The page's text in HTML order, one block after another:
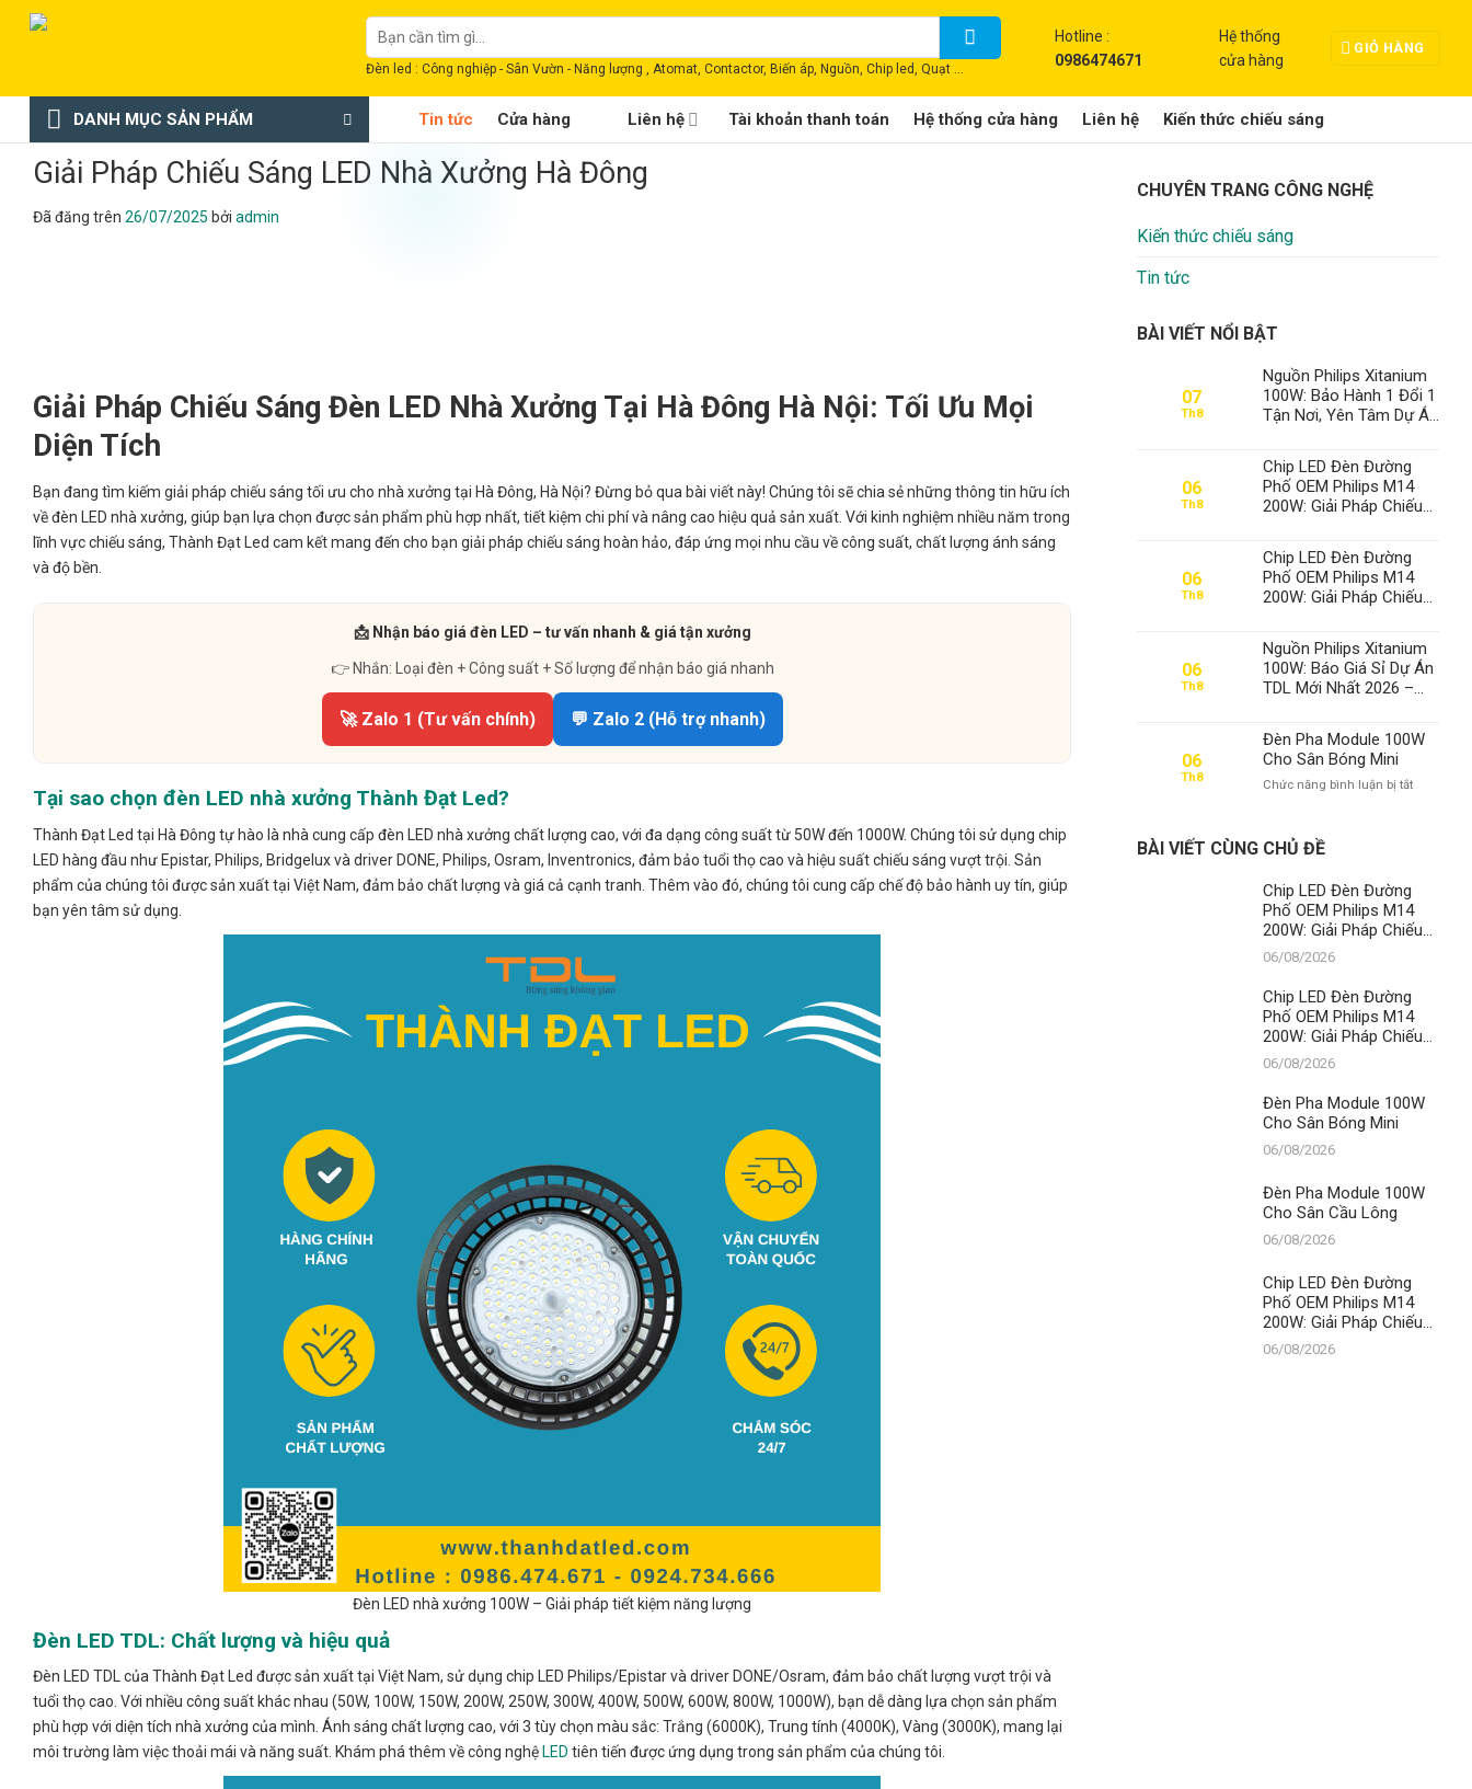
Chuyển
dung
Tìm
kiếm:
Đèn led : Công nghiệp - Sân Vườn - Năng lượng , Atomat, Contactor, Biến áp, Nguồn, Chip led, Quạt ...
Hotline :
0986474671
Hệ thống
cửa hàng
GIỎ HÀNG
DANH MỤC SẢN PHẨM Tin tức Cửa hàng Liên hệ Tài khoản thanh toán Hệ thống cửa hàng Liên hệ Kiến thức chiếu sáng
Giải Pháp Chiếu Sáng LED Nhà Xưởng Hà Đông
Đã đăng trên 26/07/2025 bởi admin
Giải Pháp Chiếu Sáng Đèn LED Nhà Xưởng Tại Hà Đông Hà Nội: Tối Ưu Mọi
Diện Tích
Bạn đang tìm kiếm giải pháp chiếu sáng tối ưu cho nhà xưởng tại Hà Đông, Hà Nội? Đừng bỏ qua bài viết này! Chúng tôi sẽ chia sẻ những thông tin hữu ích
về đèn LED nhà xưởng, giúp bạn lựa chọn được sản phẩm phù hợp nhất, tiết kiệm chi phí và nâng cao hiệu quả sản xuất. Với kinh nghiệm nhiều năm trong
lĩnh vực chiếu sáng, Thành Đạt Led cam kết mang đến cho bạn giải pháp chiếu sáng hoàn hảo, đáp ứng mọi nhu cầu về công suất, chất lượng ánh sáng
và độ bền.
📩 Nhận báo giá đèn LED – tư vấn nhanh & giá tận xưởng
👉 Nhắn: Loại đèn + Công suất + Số lượng để nhận báo giá nhanh
🚀 Zalo 1 (Tư vấn chính) 💬 Zalo 2 (Hỗ trợ nhanh)
Tại sao chọn đèn LED nhà xưởng Thành Đạt Led?
Thành Đạt Led tại Hà Đông tự hào là nhà cung cấp đèn LED nhà xưởng chất lượng cao, với đa dạng công suất từ 50W đến 1000W. Chúng tôi sử dụng chip
LED hàng đầu như Epistar, Philips, Bridgelux và driver DONE, Philips, Osram, Inventronics, đảm bảo tuổi thọ cao và hiệu suất chiếu sáng vượt trội. Sản
phẩm của chúng tôi được sản xuất tại Việt Nam, đảm bảo chất lượng và giá cả cạnh tranh. Thêm vào đó, chúng tôi cung cấp chế độ bảo hành uy tín, giúp
bạn yên tâm sử dụng.
Đèn LED nhà xưởng 100W – Giải pháp tiết kiệm năng lượng
Đèn LED TDL: Chất lượng và hiệu quả
Đèn LED TDL của Thành Đạt Led được sản xuất tại Việt Nam, sử dụng chip LED Philips/Epistar và driver DONE/Osram, đảm bảo chất lượng vượt trội và
tuổi thọ cao. Với nhiều công suất khác nhau (50W, 100W, 150W, 200W, 250W, 300W, 400W, 500W, 600W, 800W, 1000W), bạn dễ dàng lựa chọn sản phẩm
phù hợp với diện tích nhà xưởng của mình. Ánh sáng chất lượng cao, với 3 tùy chọn màu sắc: Trắng (6000K), Trung tính (4000K), Vàng (3000K), mang lại
môi trường làm việc thoải mái và năng suất. Khám phá thêm về công nghệ LED tiên tiến được ứng dụng trong sản phẩm của chúng tôi.
CHUYÊN TRANG CÔNG NGHỆ
Kiến thức chiếu sáng
Tin tức
BÀI VIẾT NỔI BẬT
07
Th8
Nguồn Philips Xitanium
100W: Bảo Hành 1 Đổi 1
Tận Nơi, Yên Tâm Dự Án
06
Th8
Chip LED Đèn Đường
Phố OEM Philips M14
200W: Giải Pháp Chiếu
Định Vị Thế Số 1 Của
Thành Đạt LED
06
Th8
Chip LED Đèn Đường
Phố OEM Philips M14
200W: Giải Pháp Chiếu
Định Vị Thế Số 1 Của
Thành Đạt LED
06
Th8
Nguồn Philips Xitanium
100W: Báo Giá Sỉ Dự Án
TDL Mới Nhất 2026 –
06
Th8
Đèn Pha Module 100W
Cho Sân Bóng Mini
Chức năng bình luận bị tắtở
Bóng
Mini
BÀI VIẾT CÙNG CHỦ ĐỀ
Chip LED Đèn Đường
Phố OEM Philips M14
200W: Giải Pháp Chiếu
Sáng Đỉnh Cao, Khẳng
Định Vị Thế Số 1 Của
Thành Đạt LED
06/08/2026
Chip LED Đèn Đường
Phố OEM Philips M14
200W: Giải Pháp Chiếu
Sáng Đỉnh Cao, Khẳng
Định Vị Thế Số 1 Của
Thành Đạt LED
06/08/2026
Đèn Pha Module 100W
Cho Sân Bóng Mini
06/08/2026
Đèn Pha Module 100W
Cho Sân Cầu Lông
06/08/2026
Chip LED Đèn Đường
Phố OEM Philips M14
200W: Giải Pháp Chiếu
Sáng Đỉnh Cao, Khẳng
Định Vị Thế Số 1 Của
06/08/2026